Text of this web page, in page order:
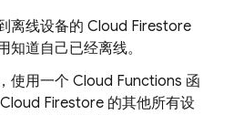
离线设备的 Cloud Firestore
知道自己已经离线。
使用一个 Cloud Functions 函
Cloud Firestore 的其他所有设